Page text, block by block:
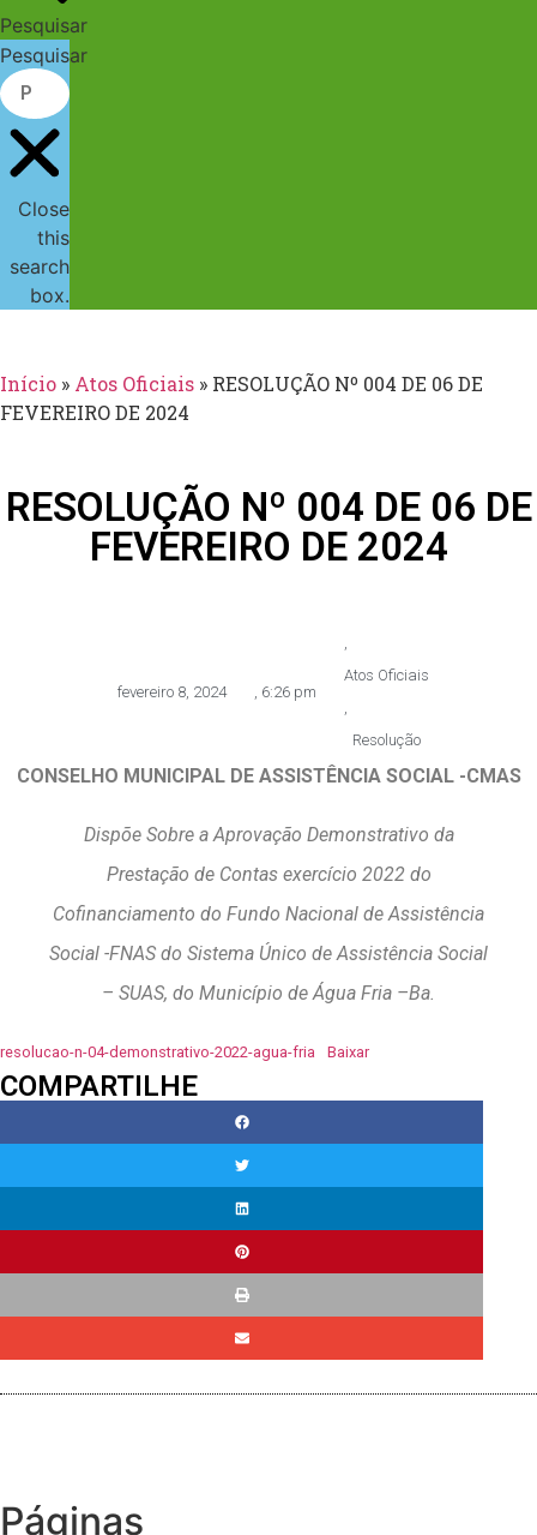
Pesquisar
Pesquisar
Close
this
search
box.
Início » Atos Oficiais » RESOLUÇÃO Nº 004 DE 06 DE
FEVEREIRO DE 2024
RESOLUÇÃO Nº 004 DE 06 DE
FEVEREIRO DE 2024
fevereiro 8, 2024 6:26 pm
,
Atos Oficiais
,
Resolução
CONSELHO MUNICIPAL DE ASSISTÊNCIA SOCIAL -CMAS
Dispõe Sobre a Aprovação Demonstrativo da
Prestação de Contas exercício 2022 do
Cofinanciamento do Fundo Nacional de Assistência
Social -FNAS do Sistema Único de Assistência Social
– SUAS, do Município de Água Fria –Ba.
resolucao-n-04-demonstrativo-2022-agua-fria Baixar
COMPARTILHE
Páginas